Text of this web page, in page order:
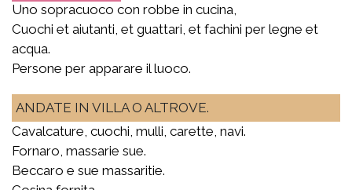
Uno sopracuoco con robbe in cucina,
Cuochi et aiutanti, et guattari, et fachini per legne et
acqua.
Persone per apparare il luoco.
ANDATE IN VILLA O ALTROVE.
Cavalcature, cuochi, mulli, carette, navi.
Fornaro, massarie sue.
Beccaro e sue massaritie.